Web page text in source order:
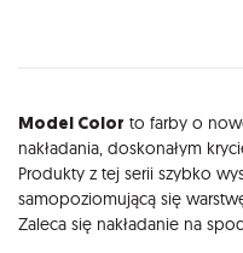
Opis
Model Color to farby o
nakładania, doskonałym
Produkty z tej serii szybko
samopoziomującą się
Zaleca się nakładanie na